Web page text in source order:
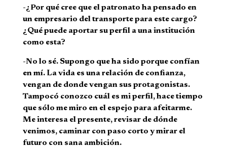
-¿Por qué cree que el patronato ha pensado en
un empresario del transporte para este cargo?
¿Qué puede aportar su perfil a una institución
como esta?
-No lo sé. Supongo que ha sido porque confían
en mí. La vida es una relación de confianza,
vengan de donde vengan sus protagonistas.
Tampocó conozco cuál es mi perfil, hace tiempo
que sólo me miro en el espejo para afeitarme.
Me interesa el presente, revisar de dónde
venimos, caminar con paso corto y mirar el
futuro con sana ambición.